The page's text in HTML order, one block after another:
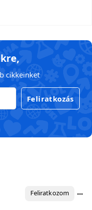
cikkeinket
Feliratkozás
Feliratkozom